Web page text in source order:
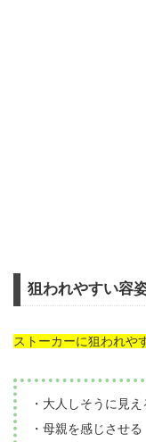
狙われやすい容
ストーカーに狙われや
・大人しそうに見え
・母親を感じさせる